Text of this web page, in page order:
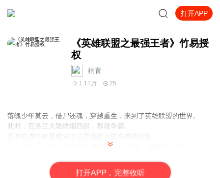
打开APP
《英雄联盟之最强王者》竹易授
权
桐育
1.11万 25
落魄少年莫云，借尸还魂，穿越重生，来到了英雄联盟的世界。
此时，瓦洛兰大陆烽烟四起，群雄争霸。
看一个平凡少年，怎样在乱世雄起，平战乱，御外敌，谱写他史诗
打开APP，完整收听